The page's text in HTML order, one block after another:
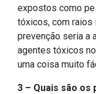
expostos como
tóxicos, com raios
prevenção seria a
agentes tóxicos
uma coisa muito
3 – Quais são